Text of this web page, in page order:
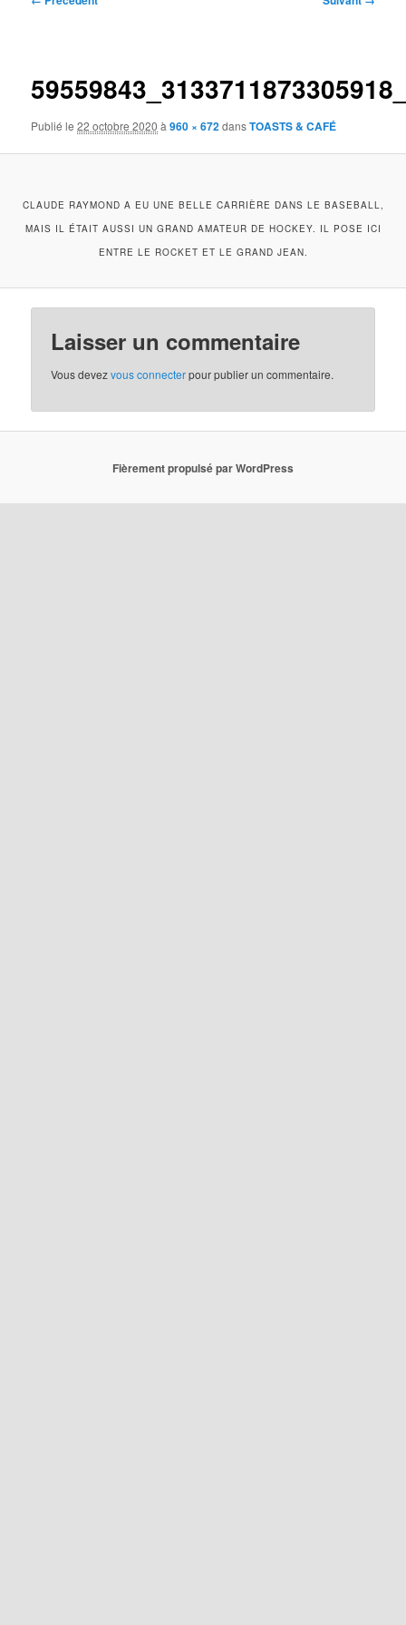
Publié le22 octobre 2020 à960 × 672dansTOASTS & CAFÉ
CLAUDE RAYMOND A EU UNE BELLE CARRIÈRE DANS LE BASEBALL,
MAIS IL ÉTAIT AUSSI UN GRAND AMATEUR DE HOCKEY. IL POSE ICI
ENTRE LE ROCKET ET LE GRAND JEAN.
Laisser un commentaire
Vous devezvous connecterpour publier un commentaire.
Fièrement propulsé par WordPress